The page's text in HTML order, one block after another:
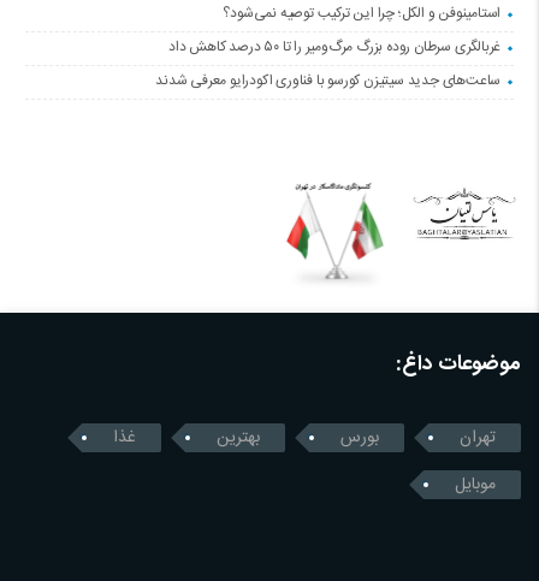
استامینوفن و الکل؛ چرا این ترکیب توصیه نمی‌شود؟
غربالگری سرطان روده بزرگ مرگ‌ومیر را تا ۵۰ درصد کاهش داد
ساعت‌های جدید سیتیزن کورسو با فناوری اکودرایو معرفی شدند
موضوعات داغ:
تهران بورس بهترین
غذا
موبایل